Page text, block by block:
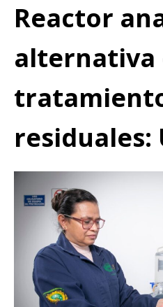
Reactor
alternativa
residuales: